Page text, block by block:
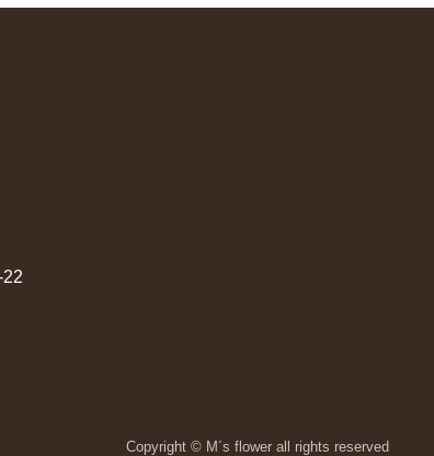
Copyright © M´s flower all rights reserved